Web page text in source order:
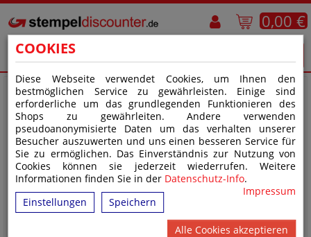
COOKIES
Diese Webseite verwendet Cookies, um Ihnen den
bestmöglichen Service zu gewährleisten. Einige sind
erforderliche um das grundlegenden Funktionieren des
Shops zu gewährleiten. Andere verwenden
pseudoanonymisierte Daten um das verhalten unserer
Besucher auszuwerten und uns einen besseren Service für
Sie zu ermöglichen. Das Einverständnis zur Nutzung von
Cookies können sie jederzeit wiederrufen. Weitere
Informationen finden Sie in der Datenschutz-Info.
Impressum
Einstellungen
Speichern
Alle Cookies akzeptieren
0,00 €